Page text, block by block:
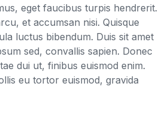
eget faucibus turpis hendrerit.
et accumsan nisi. Quisque
luctus bibendum. Duis sit amet
sed, convallis sapien. Donec
dui ut, finibus euismod enim.
eu tortor euismod, gravida